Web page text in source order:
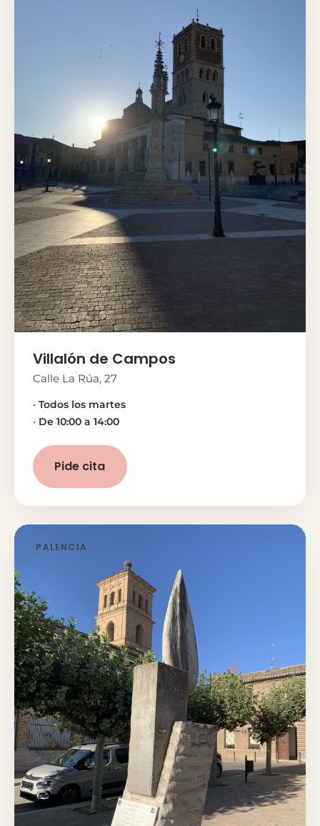
Villalón de Campos
Calle La Rúa, 27
Todos los martes
De 10:00 a 14:00
Pide cita
PALENCIA